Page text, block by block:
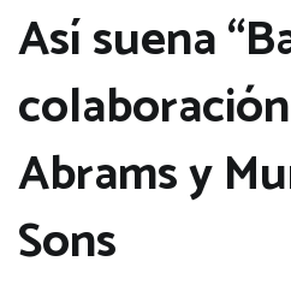
Así suena
Abrams y
Sons